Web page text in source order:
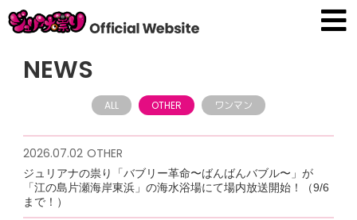
NEWS
ALL OTHER ワンマン
2026.07.02 OTHER
ジュリアナの祟り「バブリー革命〜ばんばんバブル〜」が
「江の島片瀬海岸東浜」の海水浴場にて場内放送開始！（9/6
まで！）